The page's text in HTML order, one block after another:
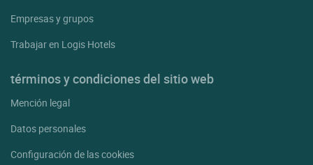
Empresas y grupos
Trabajar en Logis Hotels
términos y condiciones del sitio web
Mención legal
Datos personales
Configuración de las cookies